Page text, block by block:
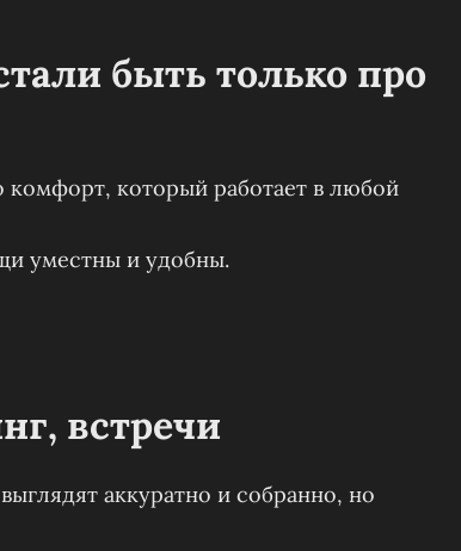
быть только про
который работает в любой
уместны и удобны.
встречи
аккуратно и собранно, но